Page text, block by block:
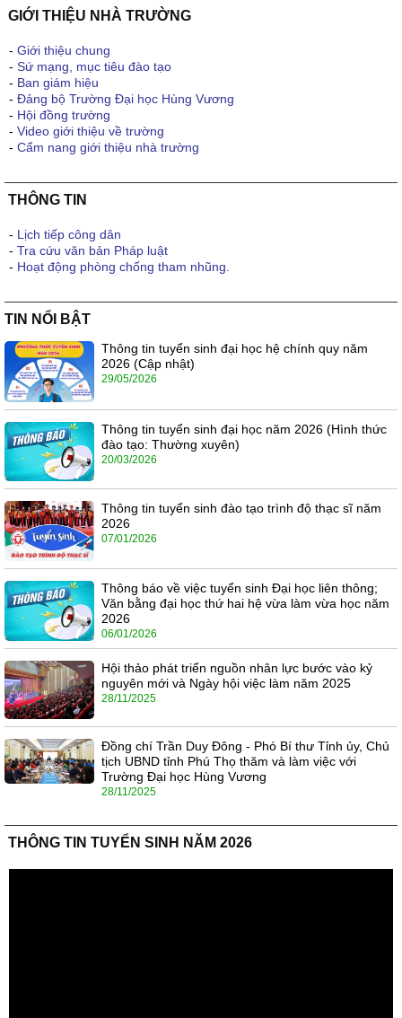
GIỚI THIỆU NHÀ TRƯỜNG
- Giới thiệu chung
- Sứ mạng, mục tiêu đào tạo
- Ban giám hiệu
- Đảng bộ Trường Đại học Hùng Vương
- Hội đồng trường
- Video giới thiệu về trường
- Cẩm nang giới thiệu nhà trường
THÔNG TIN
- Lịch tiếp công dân
- Tra cứu văn bản Pháp luật
- Hoạt động phòng chống tham nhũng.
TIN NỔI BẬT
Thông tin tuyển sinh đại học hệ chính quy năm
2026 (Cập nhật)
29/05/2026
Thông tin tuyển sinh đại học năm 2026 (Hình thức
đào tạo: Thường xuyên)
20/03/2026
Thông tin tuyển sinh đào tạo trình độ thạc sĩ năm
2026
07/01/2026
Thông báo về việc tuyển sinh Đại học liên thông;
Văn bằng đại học thứ hai hệ vừa làm vừa học năm
2026
06/01/2026
Hội thảo phát triển nguồn nhân lực bước vào kỷ
nguyên mới và Ngày hội việc làm năm 2025
28/11/2025
Đồng chí Trần Duy Đông - Phó Bí thư Tỉnh ủy, Chủ
tịch UBND tỉnh Phú Thọ thăm và làm việc với
Trường Đại học Hùng Vương
28/11/2025
THÔNG TIN TUYỂN SINH NĂM 2026